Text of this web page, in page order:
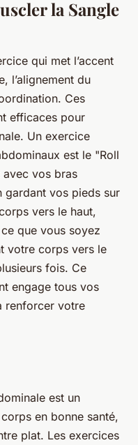
la Sangle
qui met l’accent
l’alignement du
Ces
efficaces pour
Un exercice
est le "Roll
vos bras
gardant vos pieds sur
vers le haut,
que vous soyez
votre corps vers le
fois. Ce
engage tous vos
renforcer votre
est un
en bonne santé,
plat. Les exercices